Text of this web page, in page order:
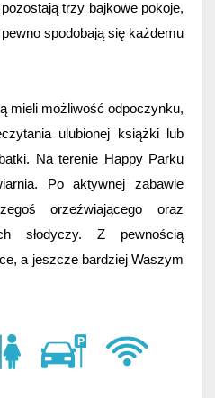
trzy bajkowe pokoje,
spodobają się każdemu
mieli możliwość odpoczynku,
ulubionej książki lub
Na terenie Happy Parku
Po aktywnej zabawie
orzeźwiającego oraz
słodyczy. Z pewnością
a jeszcze bardziej Waszym